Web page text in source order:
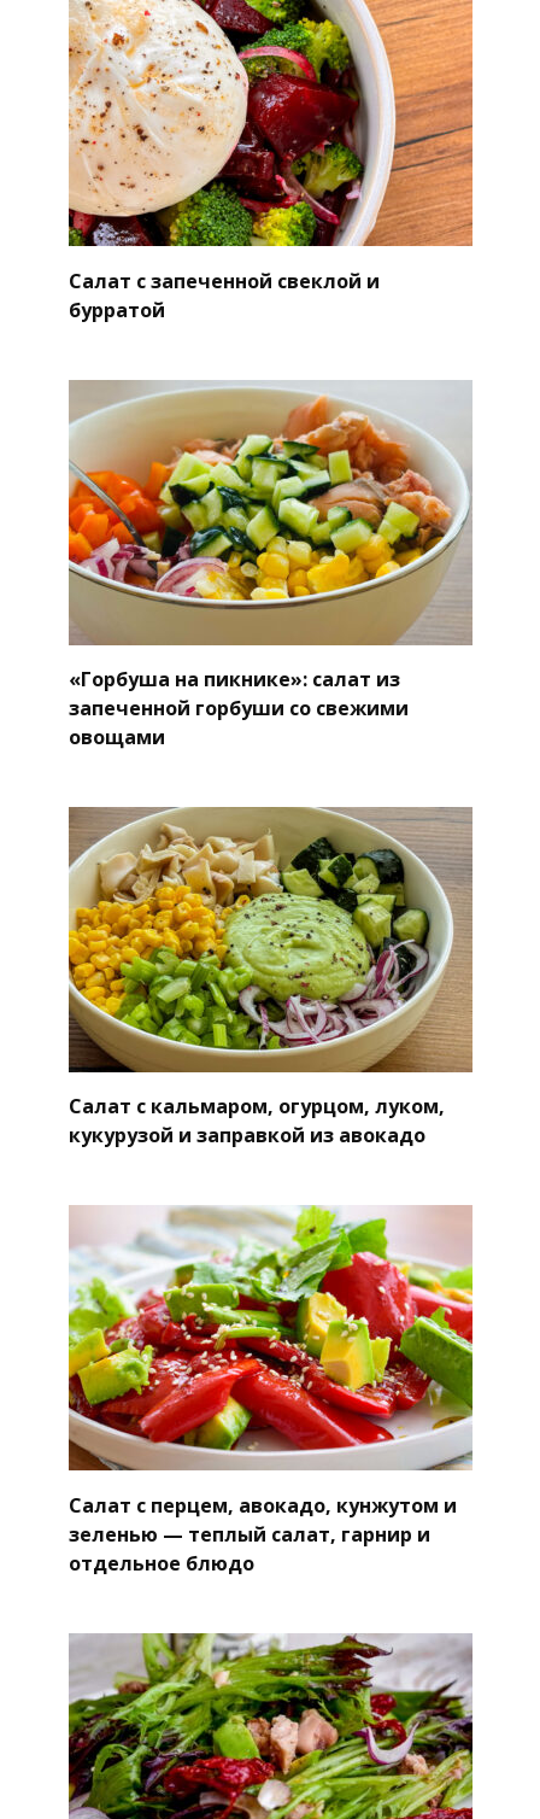
Салат с запеченной свеклой и
бурратой
«Горбуша на пикнике»: салат из
запеченной горбуши со свежими
овощами
Салат с кальмаром, огурцом, луком,
кукурузой и заправкой из авокадо
Салат с перцем, авокадо, кунжутом и
зеленью — теплый салат, гарнир и
отдельное блюдо